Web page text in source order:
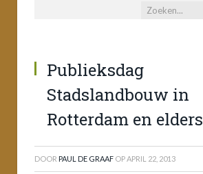
Publieksdag
Stadslandbouw in
Rotterdam en elders
DOOR PAUL DE GRAAF OPAPRIL 22, 2013